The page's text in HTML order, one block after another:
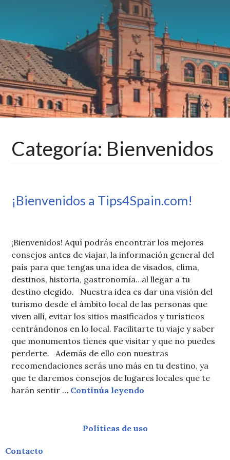
Categoría: Bienvenidos
¡Bienvenidos a Tips4Spain.com!
OCTUBRE
DE
2011
¡Bienvenidos! Aquí podrás encontrar los mejores
consejos antes de viajar, la información general del
país para que tengas una idea de visados, clima,
destinos, historia, gastronomía…al llegar a tu
destino elegido. Nuestra idea es dar una visión del
turismo desde el ámbito local de las personas que
viven allí, evitar los sitios masificados y turísticos
centrándonos en lo local. Facilitarte tu viaje y saber
que monumentos tienes que visitar y que no puedes
perderte. Además de ello con nuestras
recomendaciones serás uno más en tu destino, ya
que te daremos consejos de lugares locales que te
harán sentir … Continúa leyendo
Políticas de uso
Contacto